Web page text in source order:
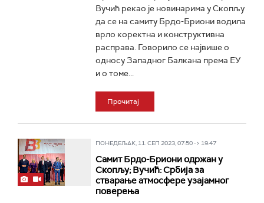
Вучић рекао је новинарима у Скопљу
да се на самиту Брдо-Бриони водила
врло коректна и конструктивна
расправа. Говорило се највише о
односу Западног Балкана према ЕУ
и о томе...
Прочитај
ПОНЕДЕЉАК, 11. СЕП 2023, 07:50 -> 19:47
Самит Брдо-Бриони одржан у
Скопљу; Вучић: Србија за
стварање атмосфере узајамног
поверења